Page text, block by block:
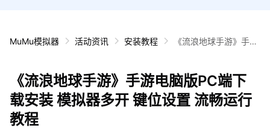
MuMu模拟器 活动资讯 安装教程
《流浪地球手游》手游
流畅运行教程
《流浪地球手游》手游电脑版PC端下
载安装 模拟器多开 键位设置 流畅运行
教程